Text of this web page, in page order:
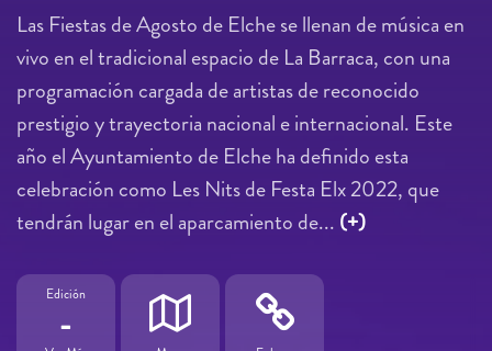
Las Fiestas de Agosto de Elche se llenan de música en
vivo en el tradicional espacio de La Barraca, con una
programación cargada de artistas de reconocido
prestigio y trayectoria nacional e internacional. Este
año el Ayuntamiento de Elche ha definido esta
celebración como Les Nits de Festa Elx 2022, que
tendrán lugar en el aparcamiento de... (+)
Edición
-